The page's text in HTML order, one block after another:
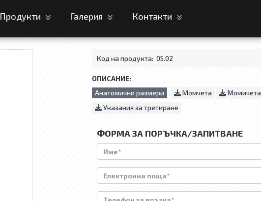
Продукти Галерия Контакти
Код на продукта: 05.02
ОПИСАНИЕ:
Анатомични размери
Момчета
Момичета
Указания за третиране
ФОРМА ЗА ПОРЪЧКА/ЗАПИТВАНЕ